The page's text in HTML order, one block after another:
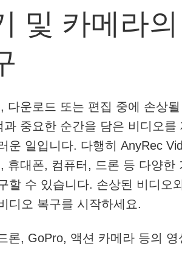
및 카메라의
다운로드 또는 편집 중에 손상될
중요한 순간을 담은 비디오를
운 일입니다. 다행히 AnyRec
휴대폰, 컴퓨터, 드론 등 다양한
할 수 있습니다. 손상된 비디오
디오 복구를 시작하세요.
론, GoPro, 액션 카메라 등의 영